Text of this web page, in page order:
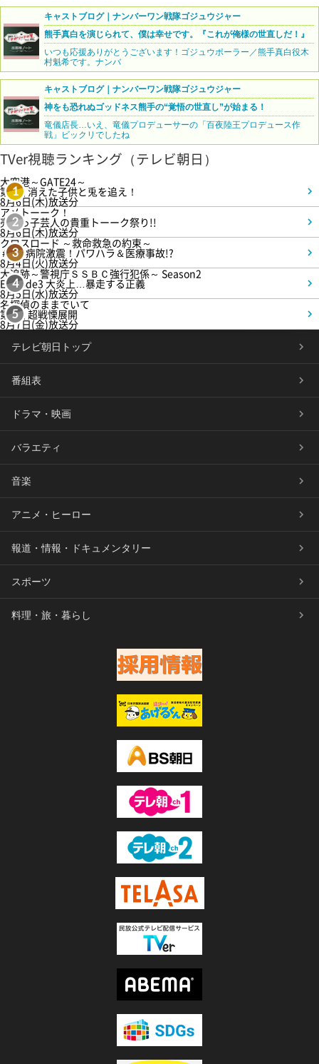
キャストブログ｜ナンバーワン戦隊ゴジュウジャー
熊手真白を演じられて、僕は幸せです。『これが俺様の世直しだ！』
いつも応援ありがとうございます！ゴジュウポーラー／熊手真白役木
村魁希です。ナンバ
キャストブログ｜ナンバーワン戦隊ゴジュウジャー
神をも恐れぬゴッドネス熊手の“覚悟の世直し”が始まる！
竜儀店長…いえ、竜儀プロデューサーの「百夜陸王プロデュース作
戦」ビックリでしたね
TVer視聴ランキング（テレビ朝日）
1
大空港～GATE24～
第3話 消えた子供と兎を追え！
8月6日(木)放送分
2
アメトーーク！
売れっ子芸人の貴重トーーク祭り!!
8月6日(木)放送分
3
クロスロード ～救命救急の約束～
＃5 病院激震！パワハラ＆医療事故!?
8月4日(火)放送分
4
大追跡～警視庁ＳＳＢＣ強行犯係～ Season2
Episode3 大炎上…暴走する正義
8月5日(水)放送分
5
名探偵のままでいて
第4話 超戦慄展開
8月7日(金)放送分
テレビ朝日トップ
番組表
ドラマ・映画
バラエティ
音楽
アニメ・ヒーロー
報道・情報・ドキュメンタリー
スポーツ
料理・旅・暮らし